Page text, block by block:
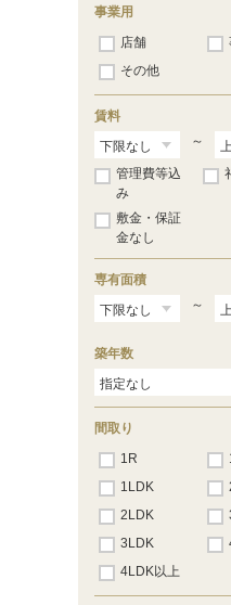
事業用
店舗
その他
賃料
～
管理費等込
み
敷金・保証
金なし
専有面積
～
築年数
間取り
1R
1LDK
2LDK
3LDK
4LDK以上